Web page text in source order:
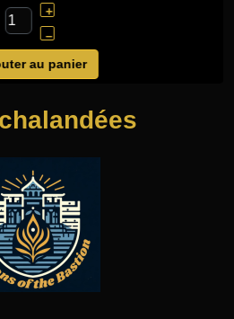
+
–
au panier